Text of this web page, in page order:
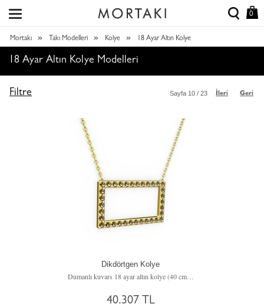
0
Mortakı » Takı Modelleri » Kolye » 18 Ayar Altın Kolye
18 Ayar Altın Kolye Modelleri
Filtre Geri
İleri
Sayfa 10 / 23
Dikdörtgen Kolye
Dumanlı kuvars 18 ayar altın kolye (40 cm altın rolo zincir)
40.307 TL